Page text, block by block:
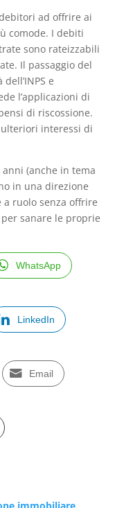
ad offrire ai
comode. I debiti
sono rateizzabili
Il passaggio del
e
l’applicazioni di
di riscossione.
interessi di
(anche in tema
in una direzione
a ruolo senza offrire
sanare le proprie
WhatsApp
LinkedIn
Email